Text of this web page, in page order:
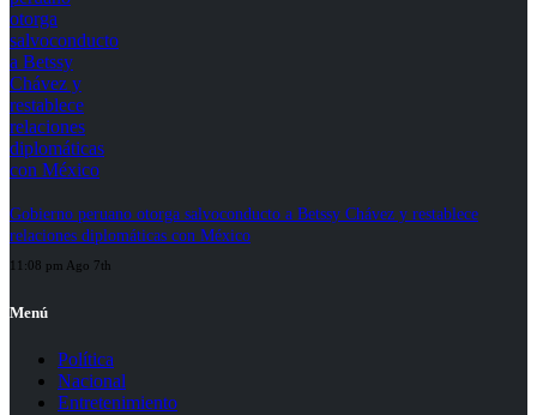
Gobierno peruano otorga salvoconducto a Betssy Chávez y restablece
relaciones diplomáticas con México
11:08 pm Ago 7th
Menú
Política
Nacional
Entretenimiento